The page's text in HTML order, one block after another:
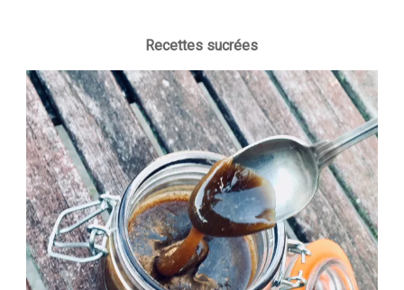
Recettes sucrées